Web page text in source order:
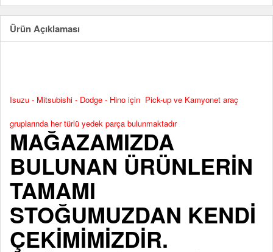
Ürün Açıklaması
Isuzu - Mitsubishi - Dodge - Hino için Pick-up ve Kamyonet araç
gruplarında her türlü yedek parça bulunmaktadır
MAĞAZAMIZDA
BULUNAN ÜRÜNLERİN
TAMAMI
STOĞUMUZDAN KENDİ
ÇEKİMİMİZDİR.